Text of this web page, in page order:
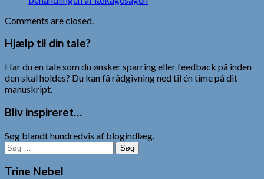
Comments are closed.
Hjælp til din tale?
Har du en tale som du ønsker sparring eller feedback på inden
den skal holdes? Du kan få rådgivning ned til én time på dit
manuskript.
Bliv inspireret…
Søg blandt hundredvis af blogindlæg.
Søg
efter:
Trine Nebel